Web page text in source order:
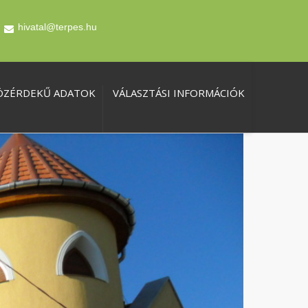
hivatal@terpes.hu
ADATOK VÁLASZTÁSI INFORMÁCIÓK